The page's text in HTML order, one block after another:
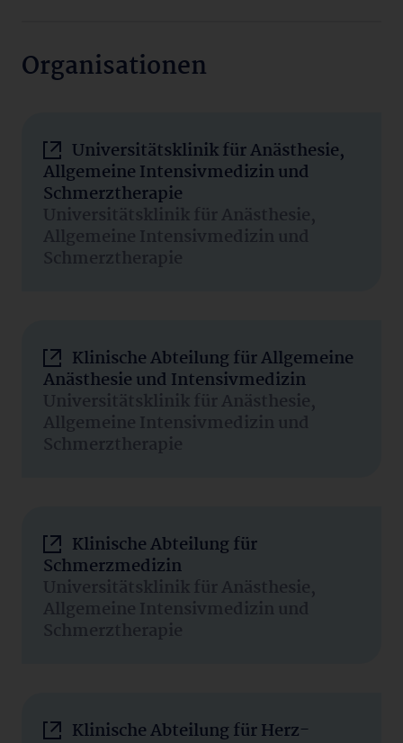
Organisationen
Universitätsklinik für Anästhesie,
Allgemeine Intensivmedizin und
Schmerztherapie
Universitätsklinik für Anästhesie,
Allgemeine Intensivmedizin und
Schmerztherapie
Klinische Abteilung für Allgemeine
Anästhesie und Intensivmedizin
Universitätsklinik für Anästhesie,
Allgemeine Intensivmedizin und
Schmerztherapie
Klinische Abteilung für
Schmerzmedizin
Universitätsklinik für Anästhesie,
Allgemeine Intensivmedizin und
Schmerztherapie
Klinische Abteilung für Herz-